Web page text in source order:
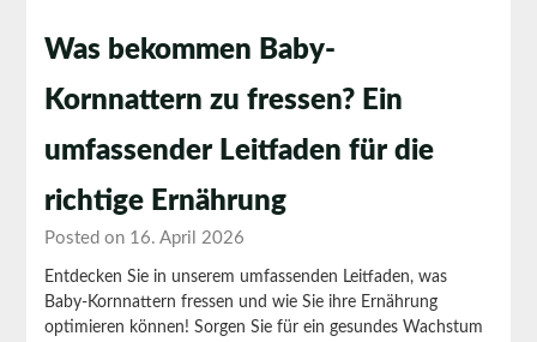
Was bekommen Baby-
Kornnattern zu fressen? Ein
umfassender Leitfaden für die
richtige Ernährung
Posted on 16. April 2026
Entdecken Sie in unserem umfassenden Leitfaden, was
Baby-Kornnattern fressen und wie Sie ihre Ernährung
optimieren können! Sorgen Sie für ein gesundes Wachstum